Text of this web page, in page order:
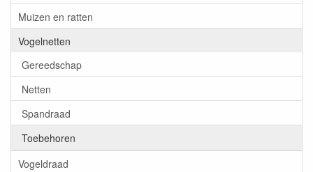
Muizen en ratten
Vogelnetten
Gereedschap
Netten
Spandraad
Toebehoren
Vogeldraad